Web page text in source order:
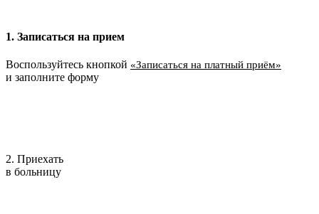
1. Записаться на прием
Воспользуйтесь кнопкой «Записаться на платный приём»
и заполните форму
2. Приехать
в больницу